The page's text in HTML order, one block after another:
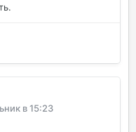
в 15:23